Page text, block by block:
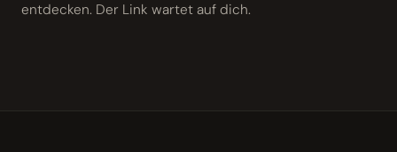
entdecken. Der Link wartet auf dich.